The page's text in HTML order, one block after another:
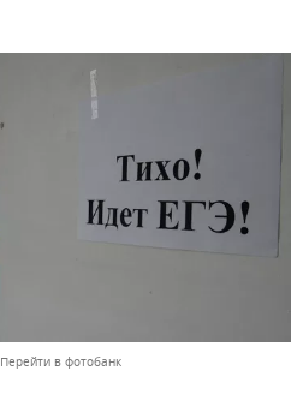
Перейти в фотобанк